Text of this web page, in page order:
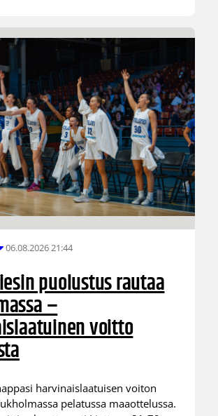
06.08.2026 21:44
puolustus rautaa
–
voitto
harvinaislaatuisen voiton
pelatussa maaottelussa.